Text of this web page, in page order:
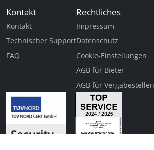
Kontakt
Kontakt
Technischer Support
FAQ
Rechtliches
Impressum
Datenschutz
Cookie-Einstellungen
AGB für Bieter
AGB für Vergabestellen